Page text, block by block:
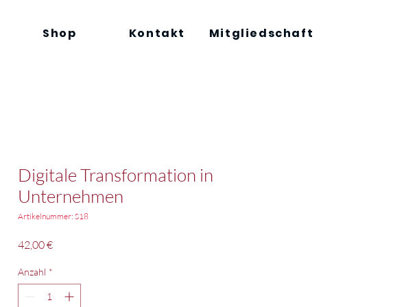
Shop Kontakt Mitgliedschaft
Digitale Transformation in
Unternehmen
Artikelnummer: S18
42,00 €Preis
Anzahl *